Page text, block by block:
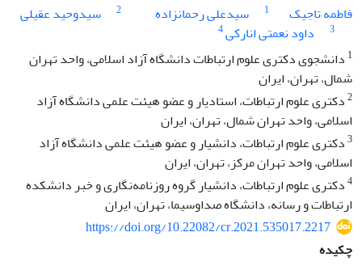
فاطمه تاجیک
1 سید‌علی رحمانزاده 2 سید‌وحید عقیلی
3 داود نعمتی انارکی4
1 دانشجوی دکتری علوم ارتباطات دانشگاه آزاد اسلامی، واحد تهران
شمال، تهران، ایران
2دکتری علوم ارتباطات، استادیار و عضو هیئت علمی دانشگاه آزاد
اسلامی، واحد تهران شمال، تهران، ایران
3دکتری علوم ارتباطات، دانشیار و عضو هیئت علمی دانشگاه آزاد
اسلامی، واحد تهران مرکز، تهران، ایران
4دکتری علوم ارتباطات، دانشیار گروه روزنامه‌نگاری و خبر دانشکده
ارتباطات و رسانه، دانشگاه صدا‌و‌سیما، تهران، ایران
https://doi.org/10.22082/cr.2021.535017.2217
چکیده